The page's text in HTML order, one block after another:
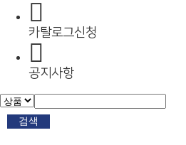
카탈로그신청
공지사항
검색